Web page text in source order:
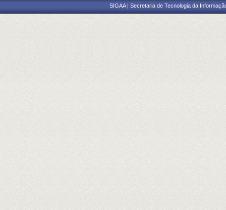
SIGAA | Secretaria de Tecnologia da